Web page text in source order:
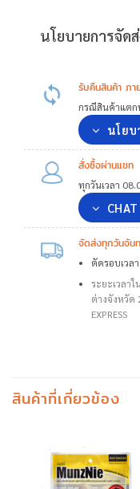
นโยบายการจัด
รับคืนสินค้า ภา
กรณีสินค้าแตก
นโย
สั่งซื้อผ่านแชท
ทุกวันเวลา
จัดส่งทุกวันจั
ตัดรอบเวล
ระยะเวลา
ต่างจังหวัด
EXPRESS
สินค้าที่เกี่ยวข้อง